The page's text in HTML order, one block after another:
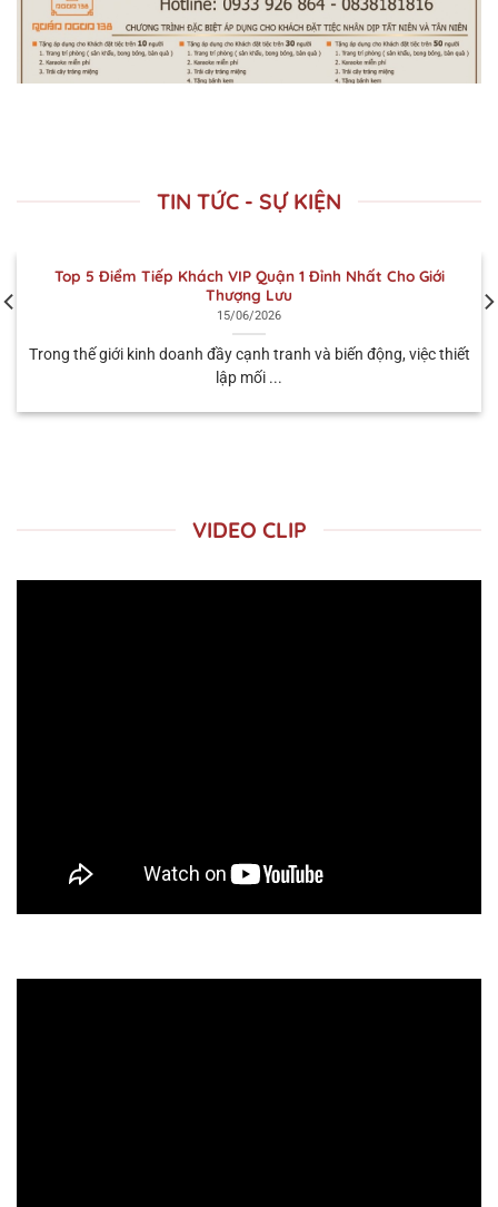
TIN TỨC - SỰ KIỆN
Top 5 Điểm Tiếp Khách VIP Quận 1 Đỉnh Nhất Cho Giới
Thượng Lưu
15/06/2026
Trong thế giới kinh doanh đầy cạnh tranh và biến động, việc thiết
lập mối ...
VIDEO CLIP